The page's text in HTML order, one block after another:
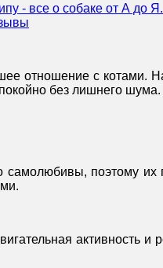
- все о собаке от А до
отношение с котами.
без лишнего шума.
поэтому их
активность